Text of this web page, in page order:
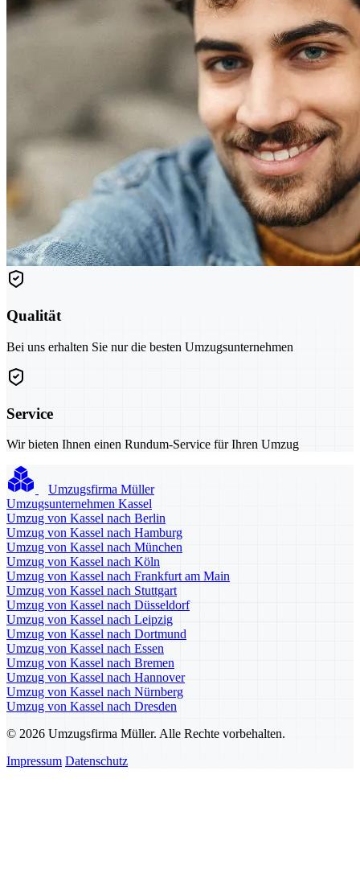
Qualität
Bei uns erhalten Sie nur die besten Umzugsunternehmen
Service
Wir bieten Ihnen einen Rundum-Service für Ihren Umzug
Umzugsfirma Müller
Umzugsunternehmen Kassel
Umzug von Kassel nach Berlin
Umzug von Kassel nach Hamburg
Umzug von Kassel nach München
Umzug von Kassel nach Köln
Umzug von Kassel nach Frankfurt am Main
Umzug von Kassel nach Stuttgart
Umzug von Kassel nach Düsseldorf
Umzug von Kassel nach Leipzig
Umzug von Kassel nach Dortmund
Umzug von Kassel nach Essen
Umzug von Kassel nach Bremen
Umzug von Kassel nach Hannover
Umzug von Kassel nach Nürnberg
Umzug von Kassel nach Dresden
© 2026 Umzugsfirma Müller. Alle Rechte vorbehalten.
Impressum Datenschutz